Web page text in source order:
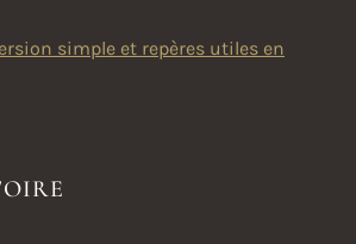
simple et repères utiles en